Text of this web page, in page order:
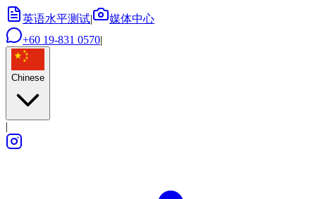
英语水平测试|
媒体中心
+60 19-831 0570|
Chinese
|